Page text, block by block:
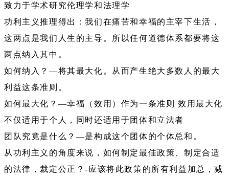
致力于学术研究伦理学和法理学
功利主义推理得出：我们在痛苦和幸福的主宰下生活，
这两点是我们人生的主导。所以任何道德体系都要将这
两点纳入其中。
如何纳入？—将其最大化。从而产生绝大多数人的最大
利益这条准则。
如何最大化？—幸福（效用）作为一条准则 效用最大化
不仅适用于个人，同时还适用于团体和立法者
团队究竟是什么？—是构成这个团体的个体总和。
从功利主义的角度来说，如何制定最佳政策、制定合适
的法律，裁定公正？-应该将此政策的所有利益加总，减